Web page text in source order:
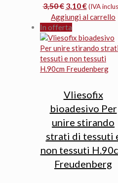
3,50€ Il
prezzo
originale
era:
3,50 €.
3,10€Il
prezzo
è:
3,10 €.
(IVA
Aggiungi al carrello
In offerta
Vliesofix
bioadesivo Per
unire stirando
strati di tessuti
non tessuti
Freudenberg